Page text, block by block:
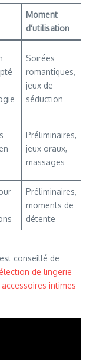
Moment
d’utilisation
Soirées
romantiques,
jeux de
séduction
Préliminaires,
jeux oraux,
massages
Préliminaires,
moments de
détente
conseillé de
de lingerie
accessoires intimes